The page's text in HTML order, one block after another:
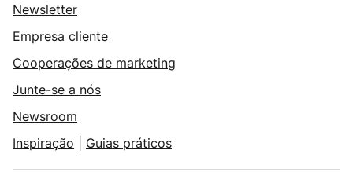
Newsletter
Empresa cliente
Cooperações de marketing
Junte-se a nós
Newsroom
Inspiração
Guias práticos